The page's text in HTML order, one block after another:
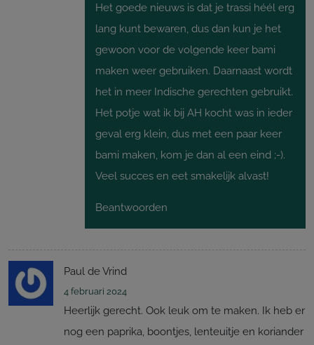
Het goede nieuws is dat je trassi héél erg
lang kunt bewaren, dus dan kun je het
gewoon voor de volgende keer bami
maken weer gebruiken. Daarnaast wordt
het in meer Indische gerechten gebruikt.
Het potje wat ik bij AH kocht was in ieder
geval erg klein, dus met een paar keer
bami maken, kom je dan al een eind ;-).
Veel succes en eet smakelijk alvast!
Beantwoorden
Paul de Vrind
4 februari 2024
Heerlijk gerecht. Ook leuk om te maken. Ik heb er
nog een paprika, boontjes, lenteuitje en koriander